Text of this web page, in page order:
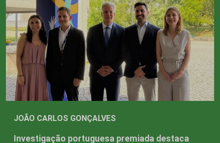
JOÃO CARLOS GONÇALVES
Investigação portuguesa premiada destaca